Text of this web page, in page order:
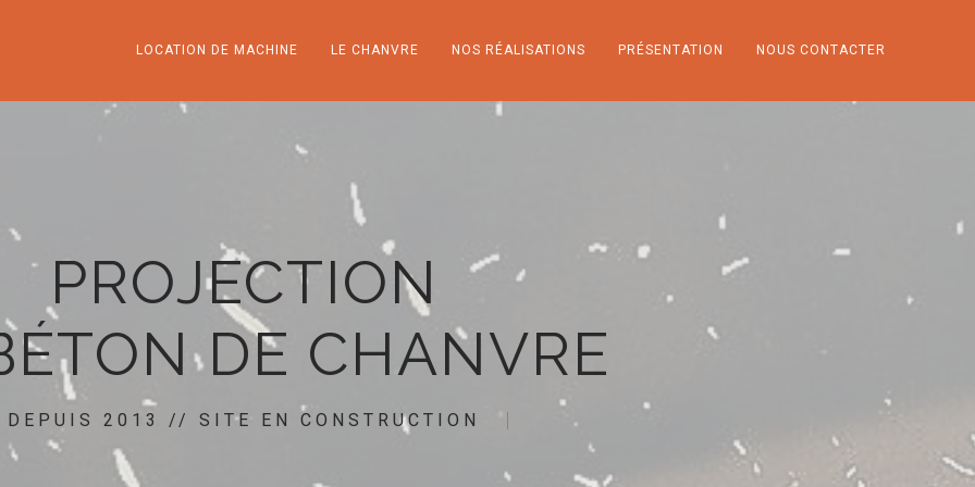
LOCATION DE MACHINE LE CHANVRE NOS RÉALISATIONS PRÉSENTATION NOUS CONTACTER
PROJECTION
DE CHANVRE
DEPUIS 2013 // SITE EN CONSTRUCTION